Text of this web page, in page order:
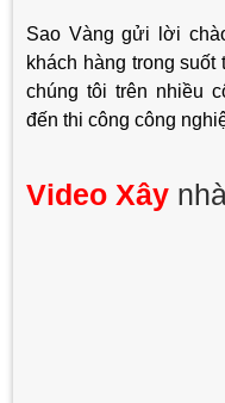
Sao Vàng gửi lời
khách hàng trong
chúng tôi trên nhiều
đến thi công công
Video Xây